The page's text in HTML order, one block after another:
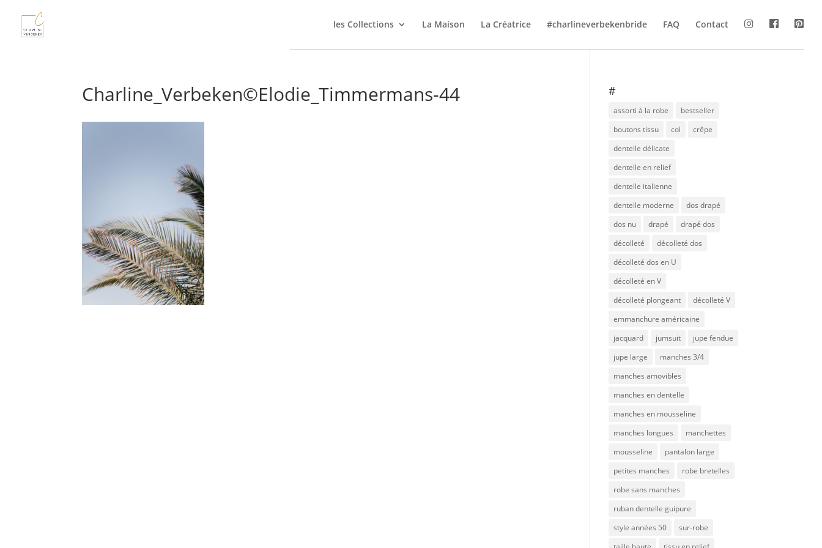
les Collections La Maison La Créatrice #charlineverbekenbride FAQ Contact
Charline_Verbeken©Elodie_Timmermans-44 #
assorti à la robe
bestseller
boutons tissu
col
crêpe
dentelle délicate
dentelle en relief
dentelle italienne
dentelle moderne
dos drapé
dos nu
drapé
drapé dos
décolleté
décolleté dos
décolleté dos en U
décolleté en V
décolleté plongeant
décolleté V
emmanchure américaine
jacquard
jumsuit
jupe fendue
jupe large
manches 3/4
manches amovibles
manches en dentelle
manches en mousseline
manches longues
manchettes
mousseline
pantalon large
petites manches
robe bretelles
robe sans manches
ruban dentelle guipure
style années 50
sur-robe